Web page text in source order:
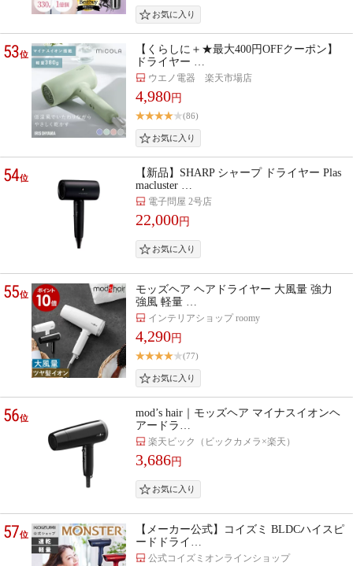
53位
【くらしに＋★最大400円OFFクーポン】
ドライヤー …
ウエノ電器 楽天市場店
4,980円
(86)
54位
【新品】SHARP シャープ ドライヤー Plas
macluster …
電子問屋 2号店
22,000円
55位
モッズヘア ヘアドライヤー 大風量 強力
強風 軽量 …
インテリアショップ roomy
4,290円
(77)
56位
mod’s hair｜モッズヘア マイナスイオンヘ
アードラ…
楽天ビック（ビックカメラ×楽天）
3,686円
57位
【メーカー公式】コイズミ BLDCハイスピ
ードドライ…
公式コイズミオンラインショップ